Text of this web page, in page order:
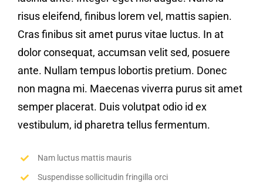
risus eleifend, finibus lorem vel, mattis sapien.
Cras finibus sit amet purus vitae luctus. In at
dolor consequat, accumsan velit sed, posuere
ante. Nullam tempus lobortis pretium. Donec
non magna mi. Maecenas viverra purus sit amet
semper placerat. Duis volutpat odio id ex
vestibulum, id pharetra tellus fermentum.
Nam luctus mattis mauris
Suspendisse sollicitudin fringilla orci